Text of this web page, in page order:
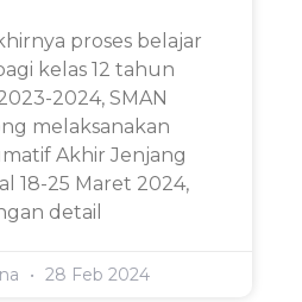
proses belajar
kelas 12 tahun
2024, SMAN
melaksanakan
Akhir Jenjang
18-25 Maret 2024,
detail
28 Feb 2024